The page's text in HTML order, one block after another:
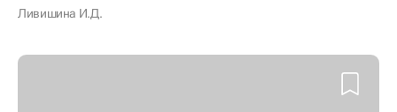
Ливишина И.Д.